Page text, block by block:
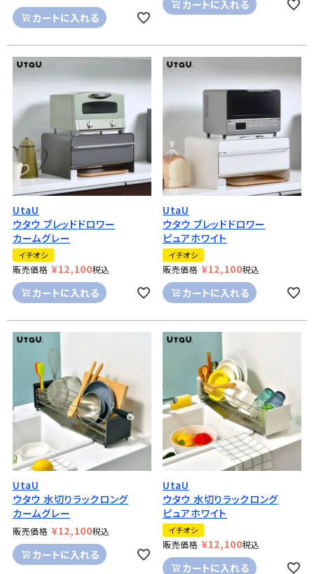
カートに入れる
カートに入れる
UtaU
ウタウ ブレッドドロワー
カームグレー
イチオシ
販売価格 ¥12,100税込
カートに入れる
UtaU
ウタウ ブレッドドロワー
ピュアホワイト
イチオシ
販売価格 ¥12,100税込
カートに入れる
UtaU
ウタウ 水切りラックロング
カームグレー
販売価格 ¥12,100税込
カートに入れる
UtaU
ウタウ 水切りラックロング
ピュアホワイト
イチオシ
販売価格 ¥12,100税込
カートに入れる